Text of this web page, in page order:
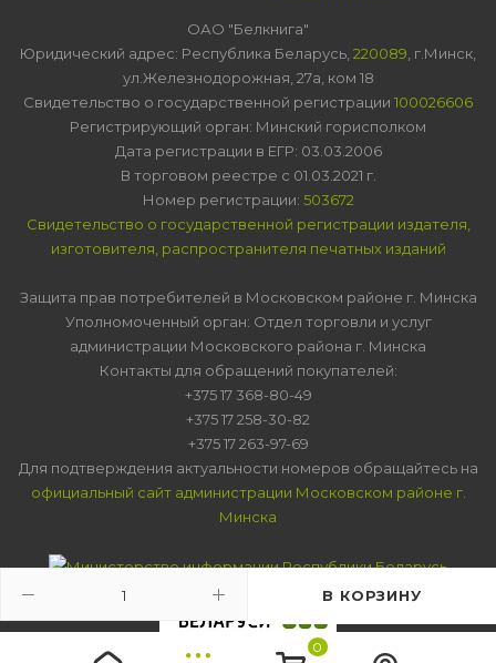
В КОРЗИНУ
0
ОАО "Белкнига"
Юридический адрес: Республика Беларусь, 220089 , г.Минск,
ул.Железнодорожная, 27а, ком 18
Свидетельство о государственной регистрации 100026606
Регистрирующий орган: Минский горисполком
Дата регистрации в ЕГР: 03.03.2006
В торговом реестре с 01.03.2021 г.
Номер регистрации: 503672
Свидетельство о государственной регистрации издателя,
изготовителя, распространителя печатных изданий
Защита прав потребителей в Московском районе г. Минска
Уполномоченный орган: Отдел торговли и услуг
администрации Московского района г. Минска
Контакты для обращений покупателей:
+375 17 368-80-49
+375 17 258-30-82
+375 17 263-97-69
Для подтверждения актуальности номеров обращайтесь на
официальный сайт администрации Московском районе г.
Минска